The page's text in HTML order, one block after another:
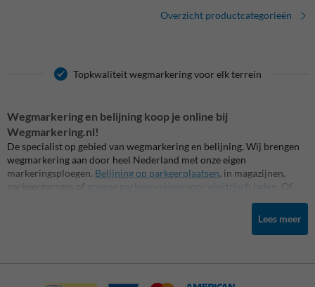
Overzicht productcategorieën
Topkwaliteit wegmarkering voor elk terrein
Wegmarkering en belijning koop je online bij
Wegmarkering.nl!
De specialist op gebied van wegmarkering en belijning. Wij brengen
wegmarkering aan door heel Nederland met onze eigen
markeringsploegen. Belijning op parkeerplaatsen, in magazijnen,
parkeergarages of groene parkeervakken voor elektrisch laden
. Of
thermoplastische markeringen voor op schoolpleinen. Daarnaast
Lees meer